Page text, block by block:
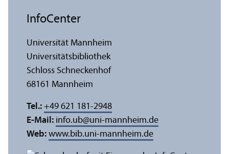
InfoCenter
Universität Mannheim
Universitäts­bibliothek
Schloss Schneckenhof
68161 Mannheim
Tel.: +49 621 181-2948
E-Mail: info.ub@uni-mannheim.de
Web: www.bib.uni-mannheim.de